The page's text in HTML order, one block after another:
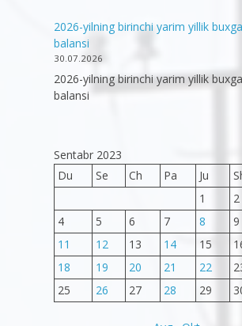
2026-yilning birinchi yarim yillik
balansi
30.07.2026
2026-yilning birinchi yarim yillik
balansi
Sentabr 2023
Du
Se Ch Pa Ju
1
2
4
5 6 7 8 9
11
12 13 14 15
18
19 20 21 22
25
26 27 28 29